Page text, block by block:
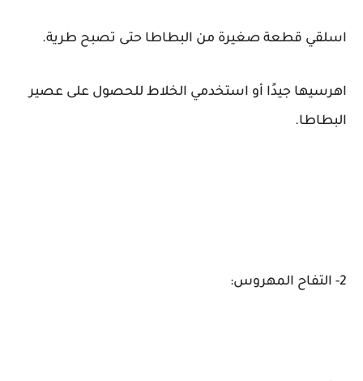
اسلقي قطعة صغيرة من البطاطا حتى تصبح طرية.
اهرسيها جيدًا أو استخدمي الخلاط للحصول على عصير
البطاطا.
2- التفاح المهروس: